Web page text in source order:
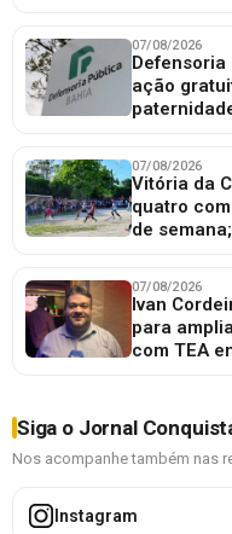
07/08/2026
ação
07/08/2026
Vitória da
quatro
de
07/08/2026
Ivan
para
com TEA
Siga o Jornal
Nos acompanhe também nas
Instagram